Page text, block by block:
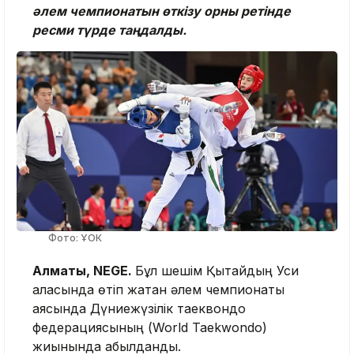
әлем чемпионатын өткізу орны ретінде
ресми түрде таңдалды.
Фото: ҰОК
Алматы, NEGE. Бұл шешім Қытайдың Уси
қаласында өтіп жатқан әлем чемпионаты
аясында Дүниежүзілік таеквондо
федерациясының (World Taekwondo)
жиынында қабылданды.